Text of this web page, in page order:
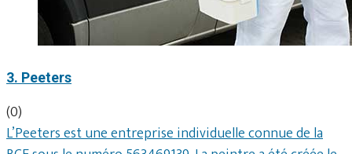
3. Peeters
(0)
L’Peeters est une entreprise individuelle connue de la